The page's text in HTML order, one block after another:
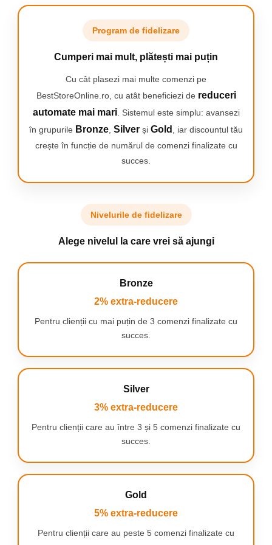
Timp de lucru lung - pistolul de masaj poate fi folosit pana la 6
ore, astfel incat sa puteti masa cu usurinta intregul corp.
Incarcare rapida - aparatul de masaj dupa descarcare va fi gata de
bateriei dureaza 3 ore)
Masajul poate fi folosit cu succes atunci cand simtim:
restrictii de mobilitate,
tulburari de tonus muscular,
dureri in piept
crampe musculare,
Cap rotund-relaxeaza grupuri mari musculare,spate,picioare si
Cap plat-relaxeaza si reface muschii intregului corp
Cap U-maseaza muschii din jurul vertebreleor relaxand
Cap de glont si cap de varf curbat conceput pentru cel mai
intens masaj pe puncte. Foarte precise, elimina perfect
Cap semicerc amelioreaza durerile la umar si brat
Cap T folosit pentru masarea mainilor si a picioarelor
Cap in forma dispersata potrivit pentru muschii umerilor
Cap giroscop(portocaliu) potrivit pentru masajul tesuturilor
Cap ciuperca(portocaliu)relaxeaza articulatiilesi muschii
Program de fidelizare
Cumperi mai mult, plătești mai puțin
Cu cât plasezi mai multe comenzi pe
BestStoreOnline.ro, cu atât beneficiezi de reduceri
automate mai mari. Sistemul este simplu: avansezi
în grupurile Bronze Silver și Gold
, iar discountul tău
crește în funcție de numărul de comenzi finalizate cu
succes.
Nivelurile de fidelizare
Alege nivelul la care vrei să ajungi
Bronze
2% extra-reducere
Pentru clienții cu mai puțin de 3 comenzi finalizate cu
succes.
Silver
3% extra-reducere
Pentru clienții care au între 3 și 5 comenzi finalizate cu
succes.
Gold
5% extra-reducere
Pentru clienții care au peste 5 comenzi finalizate cu